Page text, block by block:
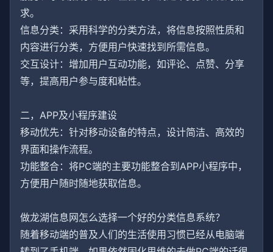
求。
信息分类：采用科学的分类方法，将信息按照性质和
内容进行分类，方便用户快速找到所需信息。
交互设计：增加用户互动功能，如评论、点赞、分享
等，提高用户参与度和粘性。
二，APP及小程序建设
移动优先：针对移动设备的特点，设计简洁、高效的
界面和操作流程。
功能整合：将PC端的主要功能整合到APP小程序中，
方便用户随时随地获取信息。
做龙湖信息网怎么选择一个好的分类信息系统？
随着移动端的普及人们的生活使用习惯已经从电脑端